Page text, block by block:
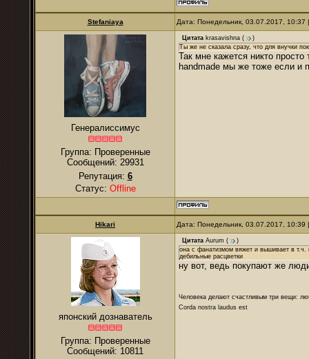
Stefaniaya Дата: Понедельник, 03.07.2017,
Генералиссимус
Группа: Проверенные
Сообщений: 29931
Репутация: 6
Статус: Offline
Цитата krasavishna (
)
Ты же не сказала сразу, что для внучки
Так мне кажется никто
handmade мы же тоже если и
Hikari Дата: Понедельник, 03.07.2017,
японский дознаватель
Группа: Проверенные
Сообщений: 10811
Цитата Aurum (
)
она с фанатизмом вяжет и вышивает в т.ч.
дебильные расцветки
ну вот, ведь покупают же
Человека делают счастливым три вещи:
Corda nostra laudus est